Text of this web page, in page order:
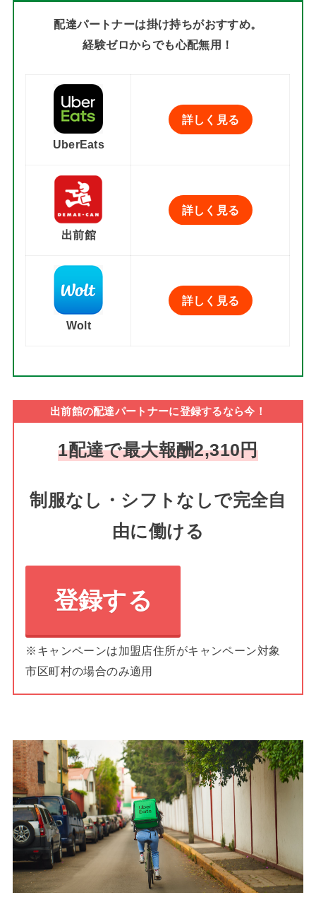
配達パートナーは掛け持ちがおすすめ。
経験ゼロからでも心配無用！
UberEats
詳しく見る
出前館
詳しく見る
Wolt
詳しく見る
出前館の配達パートナーに登録するなら今！
1配達で最大報酬2,310円
制服なし・シフトなしで完全自
由に働ける
登録する
※キャンペーンは加盟店住所がキャンペーン対象
市区町村の場合のみ適用